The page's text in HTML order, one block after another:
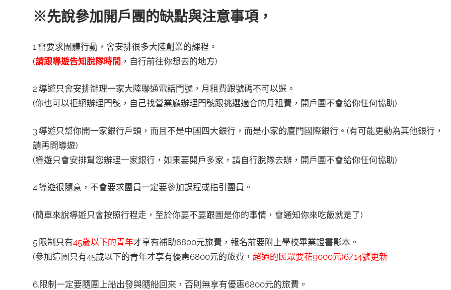
※先說參加開戶團的缺點與注意事項，
1.會要求團體行動，會安排很多大陸創業的課程。
(請跟導遊告知脫隊時間 ，自行前往你想去的地方)
2.導遊只會安排辦理一家大陸聯通電話門號，月租費跟號碼不可以選。
(你也可以拒絕辦理門號，自己找營業廳辦理門號跟挑選適合的月租費，開戶團不會給你任何協助)
3.導遊只幫你開一家銀行戶頭，而且不是中國四大銀行，而是小家的廈門國際銀行。(有可能更動為其他銀行，
請再問導遊)
(導遊只會安排幫您辦理一家銀行，如果要開戶多家，請自行脫隊去辦，開戶團不會給你任何協助)
4.導遊很隨意，不會要求團員一定要參加課程或指引團員。
(簡單來說導遊只會按照行程走，至於你要不要跟團是你的事情，會通知你來吃飯就是了)
5.限制只有45歲以下的青年才享有補助6800元旅費，報名前要附上學校畢業證書影本。
(參加這團只有45歲以下的青年才享有優惠6800元的旅費， 超過的民眾要花9000元)6/14號更新
6.限制一定要隨團上船出發與隨船回來，否則無享有優惠6800元的旅費。